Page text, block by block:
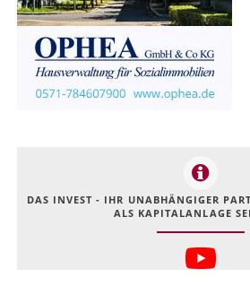
DAS INVEST - IHR UNABHÄNGIGER
ALS KAPITALANLAGE